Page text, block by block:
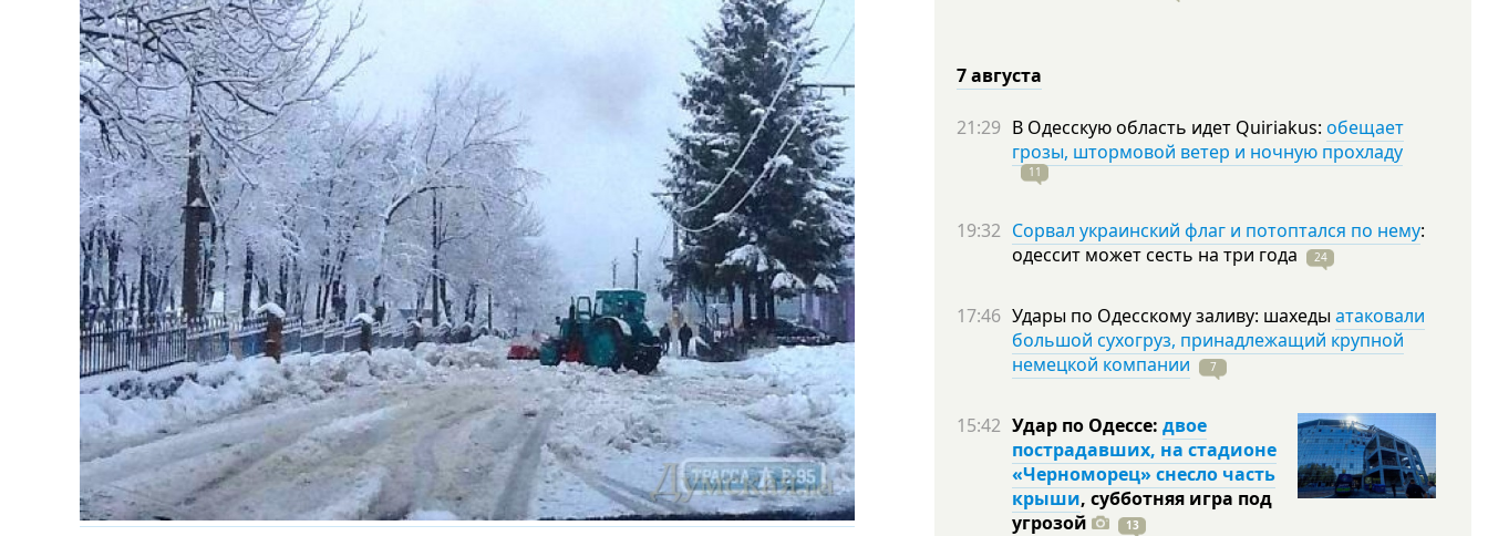
7 августа
21:29 В Одесскую область идет Quiriakus: обещает
грозы, штормовой ветер и ночную прохладу
11
19:32 Сорвал украинский флаг и потоптался по нему:
одессит может сесть на три года 24
17:46 Удары по Одесскому заливу: шахеды атаковали
большой сухогруз, принадлежащий крупной
немецкой компании
7
15:42 Удар по Одессе: двое
пострадавших, на стадионе
«Черноморец» снесло часть
крыши, субботняя игра под
угрозой
13